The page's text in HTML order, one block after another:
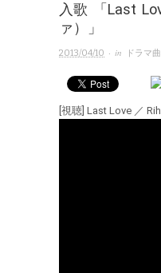
入歌 「Last
ァ）」
2013/04/10 · in ドラマ曲
[視聴] Last Love ／